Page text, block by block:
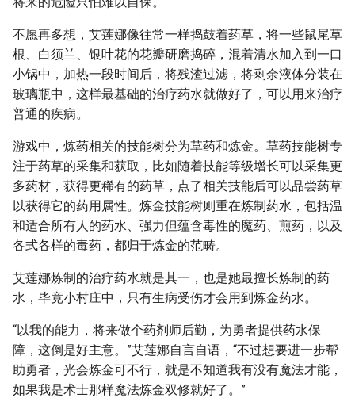
不愿再多想，艾莲娜像往常一样捣鼓着药草，将一些鼠尾草
根、白须兰、银叶花的花瓣研磨捣碎，混着清水加入到一口
小锅中，加热一段时间后，将残渣过滤，将剩余液体分装在
玻璃瓶中，这样最基础的治疗药水就做好了，可以用来治疗
普通的疾病。
游戏中，炼药相关的技能树分为草药和炼金。草药技能树专
注于药草的采集和获取，比如随着技能等级增长可以采集更
多药材，获得更稀有的药草，点了相关技能后可以品尝药草
以获得它的药用属性。炼金技能树则重在炼制药水，包括温
和适合所有人的药水、强力但蕴含毒性的魔药、煎药，以及
各式各样的毒药，都归于炼金的范畴。
艾莲娜炼制的治疗药水就是其一，也是她最擅长炼制的药
水，毕竟小村庄中，只有生病受伤才会用到炼金药水。
“以我的能力，将来做个药剂师后勤，为勇者提供药水保
障，这倒是好主意。”艾莲娜自言自语，“不过想要进一步帮
助勇者，光会炼金可不行，就是不知道我有没有魔法才能，
如果我是术士那样魔法炼金双修就好了。”